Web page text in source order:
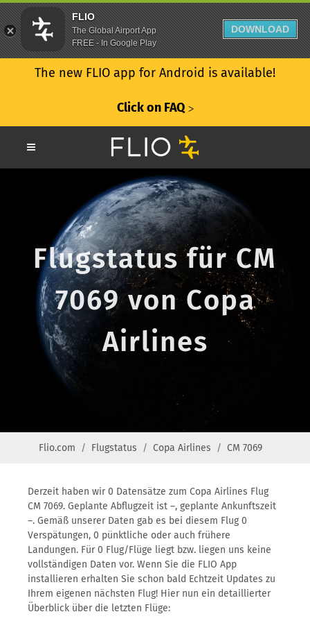
The new FLIO app for Android is available!
Click on FAQ ᐳ
Flugstatus für CM
7069 von Copa
Airlines
Flio.com Flugstatus Copa Airlines CM 7069
Derzeit haben wir 0 Datensätze zum Copa Airlines Flug
CM 7069. Geplante Abflugzeit ist –, geplante Ankunftszeit
–. Gemäß unserer Daten gab es bei diesem Flug 0
Verspätungen, 0 pünktliche oder auch frühere
Landungen. Für 0 Flug/Flüge liegt bzw. liegen uns keine
vollständigen Daten vor. Wenn Sie die FLIO App
installieren erhalten Sie schon bald Echtzeit Updates zu
Ihrem eigenen nächsten Flug! Hier nun ein detaillierter
Überblick über die letzten Flüge:
FLIO
The Global Airport App
FREE - In Google Play
DOWNLOAD